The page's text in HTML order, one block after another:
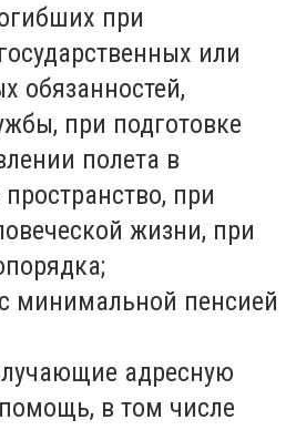
при
или
обязанностей,
при подготовке
полета в
при
жизни, при
минимальной пенсией
адресную
в том числе